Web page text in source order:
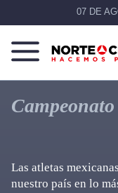
07 DE
Norte
Chihuahua
Más
que
noticias,
Las atletas
nuestro país en lo